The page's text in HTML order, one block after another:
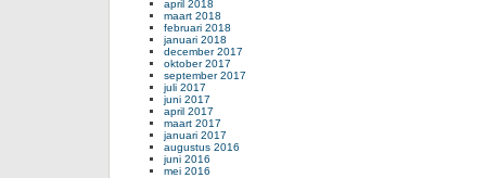
april 2018
maart 2018
februari 2018
januari 2018
december 2017
oktober 2017
september 2017
juli 2017
juni 2017
april 2017
maart 2017
januari 2017
augustus 2016
juni 2016
mei 2016